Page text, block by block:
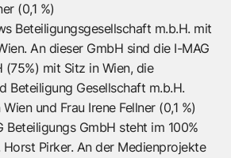
(0,1 %)
Beteiligungsgesellschaft m.b.H. mit
An dieser GmbH sind die I-MAG
(75%) mit Sitz in Wien, die
Beteiligung Gesellschaft m.b.H.
und Frau Irene Fellner (0,1 %)
Beteiligungs GmbH steht im 100%
Horst Pirker. An der Medienprojekte